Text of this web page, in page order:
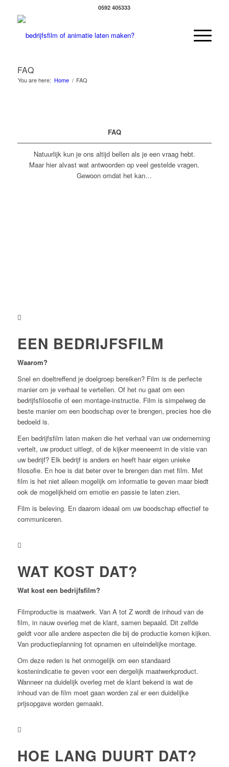
0592 405333
FAQ
You are here: Home / FAQ
FAQ
Natuurlijk kun je ons altijd bellen als je een vraag hebt.
Maar hier alvast wat antwoorden op veel gestelde vragen.
Gewoon omdat het kan…
EEN BEDRIJFSFILM
Waarom?
Snel en doeltreffend je doelgroep bereiken? Film is de perfecte
manier om je verhaal te vertellen. Of het nu gaat om een
bedrijfsfilosofie of een montage-instructie. Film is simpelweg de
beste manier om een boodschap over te brengen, precies hoe die
bedoeld is.
Een bedrijfsfilm laten maken die het verhaal van uw onderneming
vertelt, uw product uitlegt, of de kijker meeneemt in de visie van
uw bedrijf? Elk bedrijf is anders en heeft haar eigen unieke
filosofie. En hoe is dat beter over te brengen dan met film. Met
film is het niet alleen mogelijk om informatie te geven maar biedt
ook de mogelijkheid om emotie en passie te laten zien.
Film is beleving. En daarom ideaal om uw boodschap effectief te
communiceren.
WAT KOST DAT?
Wat kost een bedrijfsfilm?
Filmproductie is maatwerk. Van A tot Z wordt de inhoud van de
film, in nauw overleg met de klant, samen bepaald. Dit zelfde
geldt voor alle andere aspecten die bij de productie komen kijken.
Van productieplanning tot opnamen en uiteindelijke montage.
Om deze reden is het onmogelijk om een standaard
kostenindicatie te geven voor een dergelijk maatwerkproduct.
Wanneer na duidelijk overleg met de klant bekend is wat de
inhoud van de film moet gaan worden zal er een duidelijke
prijsopgave worden gemaakt.
HOE LANG DUURT DAT?